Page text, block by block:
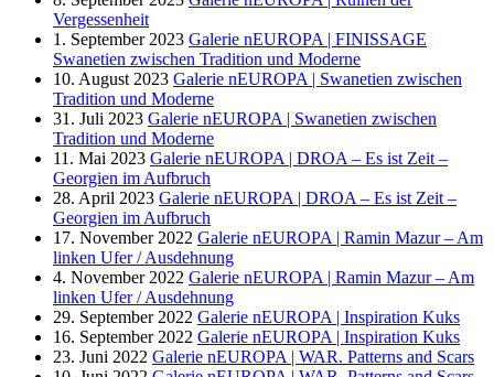
Vergessenheit
1. September 2023 Galerie nEUROPA | FINISSAGE
Swanetien zwischen Tradition und Moderne
10. August 2023 Galerie nEUROPA | Swanetien zwischen
Tradition und Moderne
31. Juli 2023 Galerie nEUROPA | Swanetien zwischen
Tradition und Moderne
11. Mai 2023 Galerie nEUROPA | DROA – Es ist Zeit –
Georgien im Aufbruch
28. April 2023 Galerie nEUROPA | DROA – Es ist Zeit –
Georgien im Aufbruch
17. November 2022 Galerie nEUROPA | Ramin Mazur – Am
linken Ufer / Ausdehnung
4. November 2022 Galerie nEUROPA | Ramin Mazur – Am
linken Ufer / Ausdehnung
29. September 2022 Galerie nEUROPA | Inspiration Kuks
16. September 2022 Galerie nEUROPA | Inspiration Kuks
23. Juni 2022 Galerie nEUROPA | WAR. Patterns and Scars